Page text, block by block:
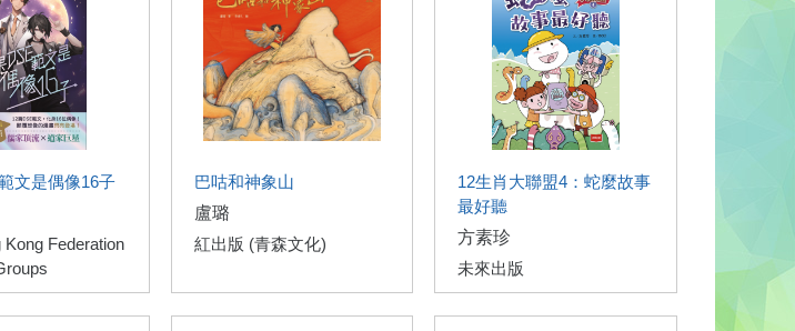
文是偶像16子
Kong Federation
巴咕和神象山
盧璐
紅出版 (青森文化)
12生肖大聯盟4：蛇麼故事
最好聽
方素珍
未來出版